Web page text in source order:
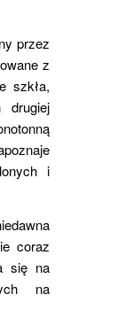
przez
z
szkła,
drugiej
i
coraz
się na
na